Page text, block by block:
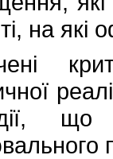
на які